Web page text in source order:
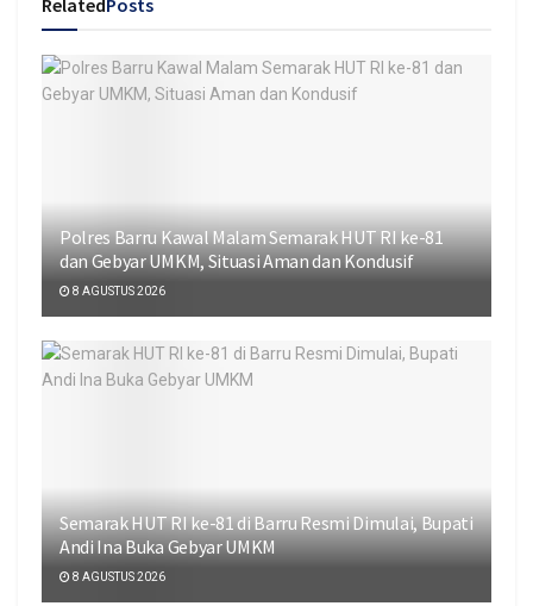
RelatedPosts
Polres Barru Kawal Malam Semarak HUT RI ke-81
dan Gebyar UMKM, Situasi Aman dan Kondusif
8 AGUSTUS 2026
Semarak HUT RI ke-81 di Barru Resmi Dimulai, Bupati
Andi Ina Buka Gebyar UMKM
8 AGUSTUS 2026